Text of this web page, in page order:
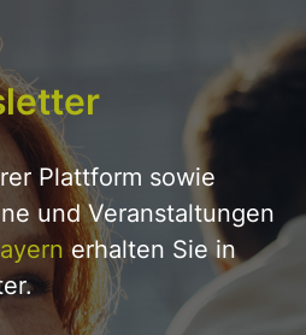
Plattform sowie
und Veranstaltungen
erhalten Sie in